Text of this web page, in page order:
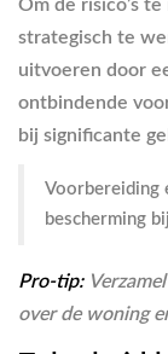
Om de risico’s
strategisch te
uitvoeren door
ontbindende
bij significante
Voorbereiding
bescherming
Pro-tip:
over de woning